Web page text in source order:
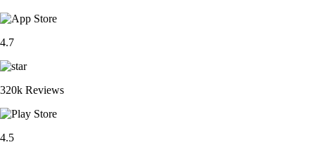
4.7
320k Reviews
4.5